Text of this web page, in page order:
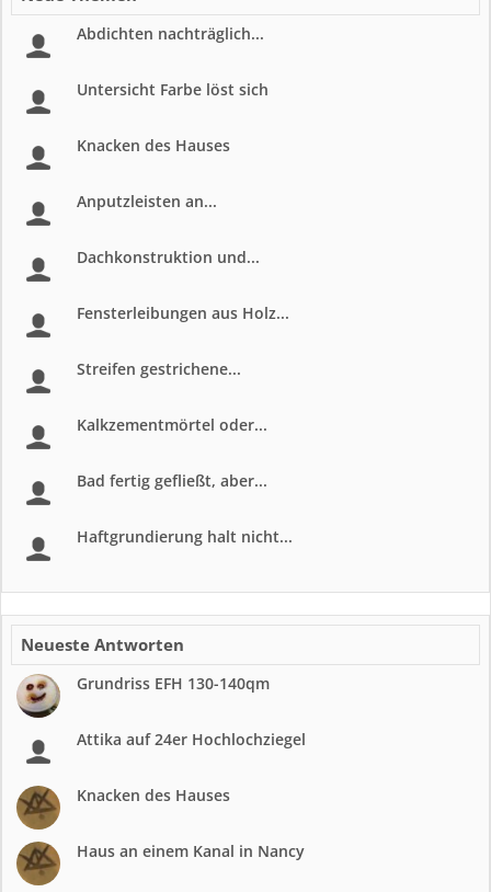
Abdichten nachträglich...
Untersicht Farbe löst sich
Knacken des Hauses
Anputzleisten an...
Dachkonstruktion und...
Fensterleibungen aus Holz...
Streifen gestrichene...
Kalkzementmörtel oder...
Bad fertig gefließt, aber...
Haftgrundierung halt nicht...
Neueste Antworten
Grundriss EFH 130-140qm
Attika auf 24er Hochlochziegel
Knacken des Hauses
Haus an einem Kanal in Nancy